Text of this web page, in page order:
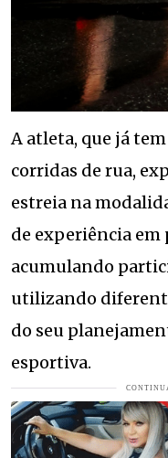
A atleta, que já
corridas de rua,
estreia na
de experiência em
acumulando
utilizando
do seu
esportiva.